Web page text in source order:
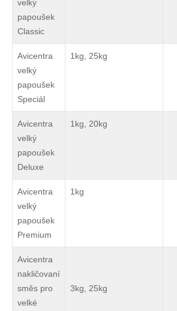
velký
papoušek
Classic
Avicentra
velký
papoušek
Speciál
1kg, 25kg
Avicentra
velký
papoušek
Deluxe
1kg, 20kg
Avicentra
velký
papoušek
Premium
1kg
Avicentra
nakličovaní
směs pro
velké
3kg, 25kg